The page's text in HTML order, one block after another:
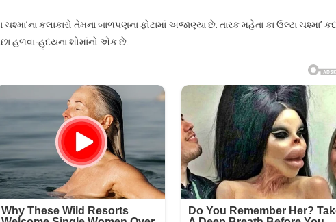
કલાકારો તેમના બાળપણના ફોટામાં અજાણ્યા છે. તારક મહેતા કા ઉલ્ટા ચશ્મા’
હળવા-હૃદયના શોમાંનો એક છે.